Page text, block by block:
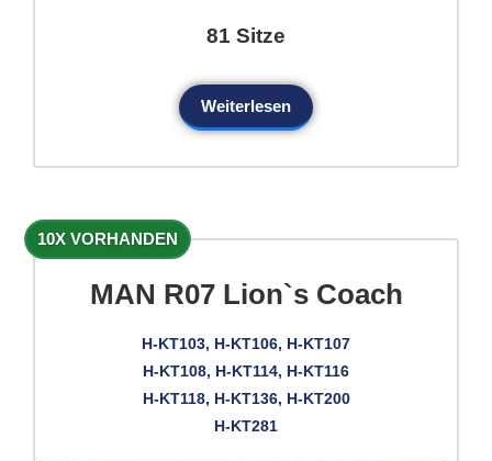
81 Sitze
Weiterlesen
10X VORHANDEN
MAN R07 Lion`s Coach
H-KT103, H-KT106, H-KT107
H-KT108, H-KT114, H-KT116
H-KT118, H-KT136, H-KT200
H-KT281